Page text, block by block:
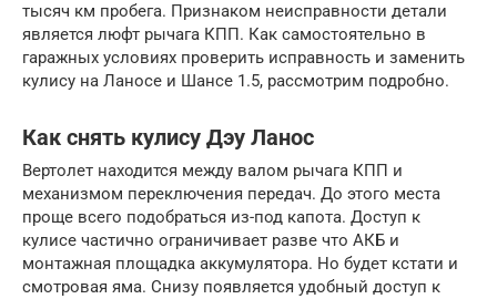
тысяч км пробега. Признаком неисправности детали
является люфт рычага КПП. Как самостоятельно в
гаражных условиях проверить исправность и заменить
кулису на Ланосе и Шансе 1.5, рассмотрим подробно.
Как снять кулису Дэу Ланос
Вертолет находится между валом рычага КПП и
механизмом переключения передач. До этого места
проще всего подобраться из-под капота. Доступ к
кулисе частично ограничивает разве что АКБ и
монтажная площадка аккумулятора. Но будет кстати и
смотровая яма. Снизу появляется удобный доступ к